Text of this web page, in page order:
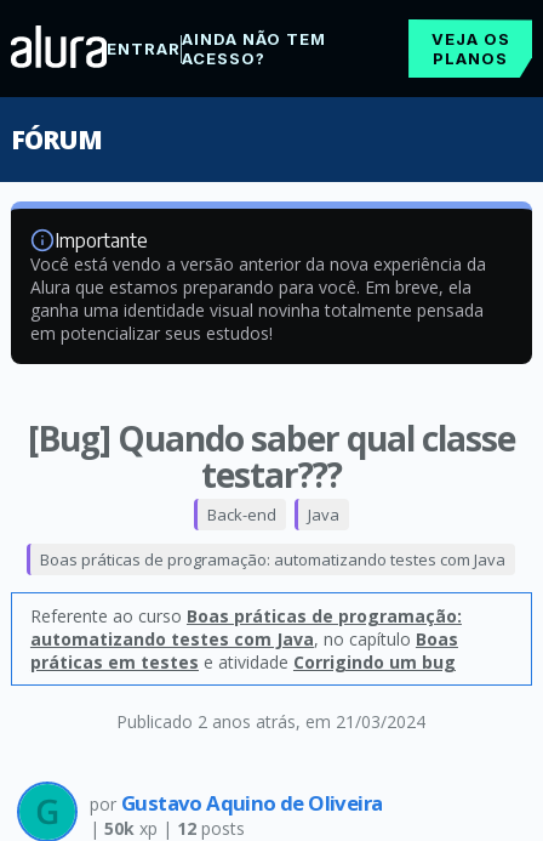
ENTRARAINDA NÃO TEM
ACESSO?
VEJA OS
PLANOS
FÓRUM
Importante
Você está vendo a versão anterior da nova experiência da
Alura que estamos preparando para você. Em breve, ela
ganha uma identidade visual novinha totalmente pensada
em potencializar seus estudos!
[Bug] Quando saber qual classe
testar???
Publicado 2 anos atrás, em 21/03/2024
Back-end Java
Boas práticas de programação: automatizando testes com Java
Referente ao curso Boas práticas de programação:
automatizando testes com Java, no capítulo Boas
práticas em testes e atividade Corrigindo um bug
por Gustavo Aquino de Oliveira
| 50kxp | 12posts